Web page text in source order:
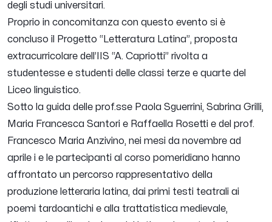
degli studi universitari.
Proprio in concomitanza con questo evento si è
concluso il Progetto “Letteratura Latina”, proposta
extracurricolare dell’IIS “A. Capriotti” rivolta a
studentesse e studenti delle classi terze e quarte del
Liceo linguistico.
Sotto la guida delle prof.sse Paola Sguerrini, Sabrina Grilli,
Maria Francesca Santori e Raffaella Rosetti e del prof.
Francesco Maria Anzivino, nei mesi da novembre ad
aprile i e le partecipanti al corso pomeridiano hanno
affrontato un percorso rappresentativo della
produzione letteraria latina, dai primi testi teatrali ai
poemi tardoantichi e alla trattatistica medievale,